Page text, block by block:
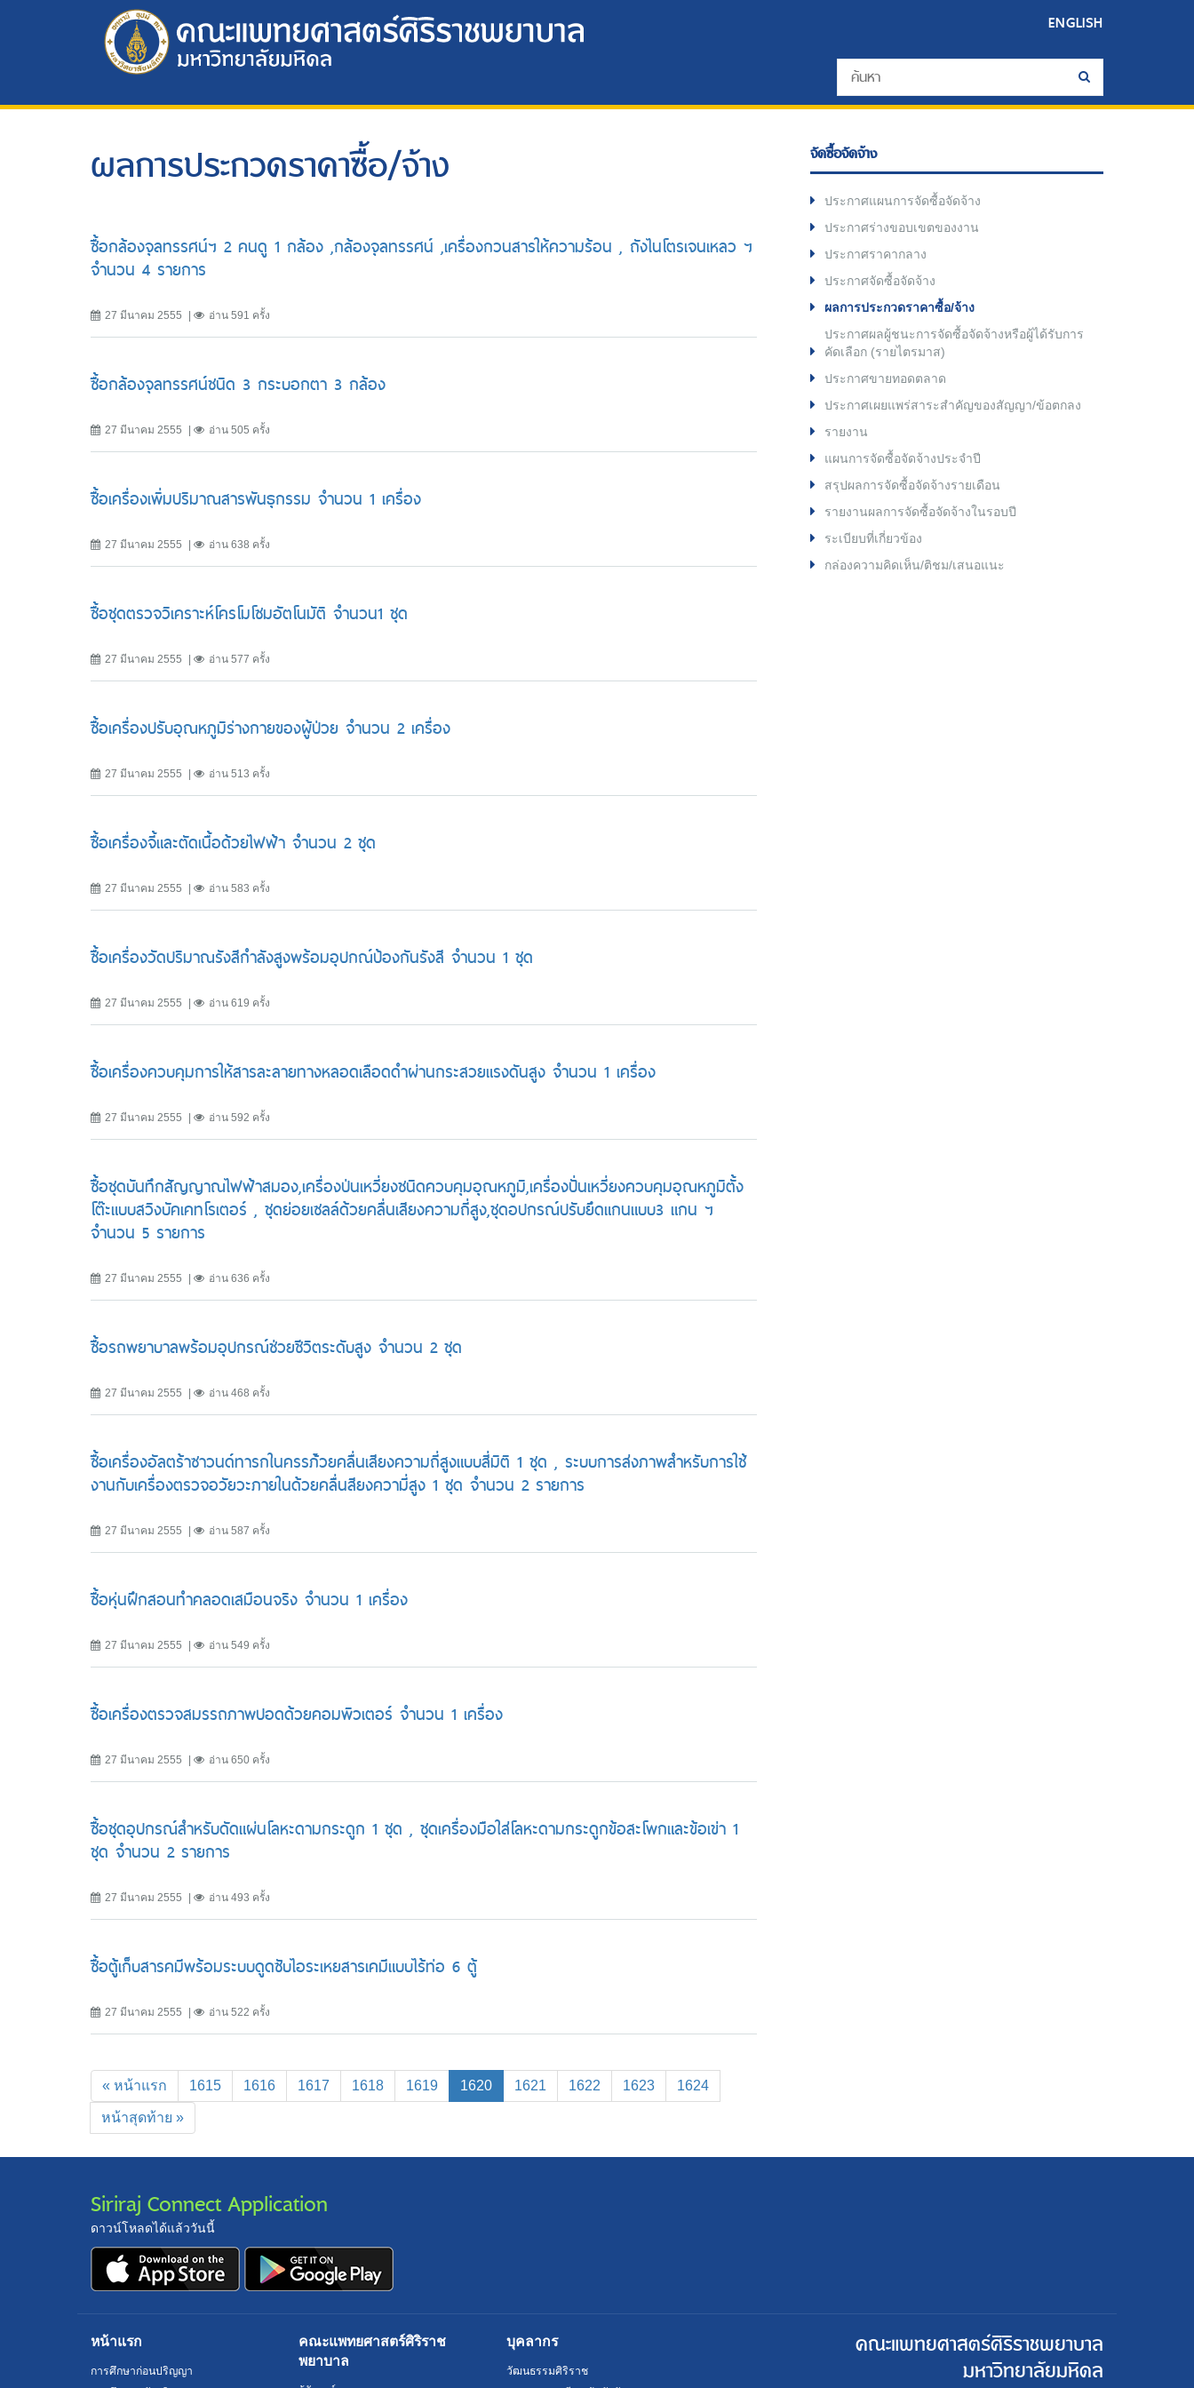
ENGLISH
ผลการประกวดราคาซื้อ/จ้าง
ซื้อกล้องจุลทรรศน์ฯ 2 คนดู 1 กล้อง ,กล้องจุลทรรศน์ ,เครื่องกวนสารให้ความร้อน , ถังไนโตรเจนเหลว ฯ
จำนวน 4 รายการ
27 มีนาคม 2555 อ่าน 591 ครั้ง
ซื้อกล้องจุลทรรศน์ชนิด 3 กระบอกตา 3 กล้อง
27 มีนาคม 2555 อ่าน 505 ครั้ง
ซื้อเครื่องเพิ่มปริมาณสารพันธุกรรม จำนวน 1 เครื่อง
27 มีนาคม 2555 อ่าน 638 ครั้ง
ซื้อชุดตรวจวิเคราะห์โครโมโซมอัตโนมัติ จำนวน1 ชุด
27 มีนาคม 2555 อ่าน 577 ครั้ง
ซื้อเครื่องปรับอุณหภูมิร่างกายของผู้ป่วย จำนวน 2 เครื่อง
27 มีนาคม 2555 อ่าน 513 ครั้ง
ซื้อเครื่องจี้และตัดเนื้อด้วยไฟฟ้า จำนวน 2 ชุด
27 มีนาคม 2555 อ่าน 583 ครั้ง
ซื้อเครื่องวัดปริมาณรังสีกำลังสูงพร้อมอุปกณ์ป้องกันรังสี จำนวน 1 ชุด
27 มีนาคม 2555 อ่าน 619 ครั้ง
ซื้อเครื่องควบคุมการให้สารละลายทางหลอดเลือดดำผ่านกระสวยแรงดันสูง จำนวน 1 เครื่อง
27 มีนาคม 2555 อ่าน 592 ครั้ง
ซื้อชุดบันทึกสัญญาณไฟฟ้าสมอง,เครื่องป่นเหวี่ยงชนิดควบคุมอุณหภูมิ,เครื่องปั่นเหวี่ยงควบคุมอุณหภูมิตั้ง
โต๊ะแบบสวิงบัคเคทโรเตอร์ , ชุดย่อยเซลล์ด้วยคลื่นเสียงความถี่สูง,ชุดอปกรณ์ปรับยึดแกนแบบ3 แกน ฯ
จำนวน 5 รายการ
27 มีนาคม 2555 อ่าน 636 ครั้ง
ซื้อรถพยาบาลพร้อมอุปกรณ์ช่วยชีวิตระดับสูง จำนวน 2 ชุด
27 มีนาคม 2555 อ่าน 468 ครั้ง
ซื้อเครื่องอัลตร้าซาวนด์ทารกในครรภ์้วยคลื่นเสียงความถี่สูงแบบสี่มิติ 1 ชุด , ระบบการส่งภาพสำหรับการใช้
งานกับเครื่องตรวจอวัยวะภายในด้วยคลื่นสียงความี่สูง 1 ชุด จำนวน 2 รายการ
27 มีนาคม 2555 อ่าน 587 ครั้ง
ซื้อหุ่นฝึกสอนทำคลอดเสมือนจริง จำนวน 1 เครื่อง
27 มีนาคม 2555 อ่าน 549 ครั้ง
ซื้อเครื่องตรวจสมรรถภาพปอดด้วยคอมพิวเตอร์ จำนวน 1 เครื่อง
27 มีนาคม 2555 อ่าน 650 ครั้ง
ซื้อชุดอุปกรณ์สำหรับดัดแผ่นโลหะดามกระดูก 1 ชุด , ชุดเครื่องมือใส่โลหะดามกระดูกข้อสะโพกและข้อเข่า 1
ชุด จำนวน 2 รายการ
27 มีนาคม 2555 อ่าน 493 ครั้ง
ซื้อตู้เก็บสารคมีพร้อมระบบดูดซับไอระเหยสารเคมีแบบไร้ท่อ 6 ตู้
27 มีนาคม 2555 อ่าน 522 ครั้ง
« หน้าแรก 1615 1616 1617 1618 1619 1620(current)
1621 1622 1623 1624
หน้าสุดท้าย »
จัดซื้อจัดจ้าง
ประกาศแผนการจัดซื้อจัดจ้าง
ประกาศร่างขอบเขตของงาน
ประกาศราคากลาง
ประกาศจัดซื้อจัดจ้าง
ผลการประกวดราคาซื้อ/จ้าง
ประกาศผลผู้ชนะการจัดซื้อจัดจ้างหรือผู้ได้รับการ
คัดเลือก (รายไตรมาส)
ประกาศขายทอดตลาด
ประกาศเผยแพร่สาระสำคัญของสัญญา/ข้อตกลง
รายงาน
แผนการจัดซื้อจัดจ้างประจำปี
สรุปผลการจัดซื้อจัดจ้างรายเดือน
รายงานผลการจัดซื้อจัดจ้างในรอบปี
ระเบียบที่เกี่ยวข้อง
กล่องความคิดเห็น/ติชม/เสนอแนะ
Siriraj Connect Application
ดาวน์โหลดได้แล้ววันนี้
หน้าแรก
การศึกษาก่อนปริญญา
คณะแพทยศาสตร์ศิริราช
พยาบาล
บุคลากร
วัฒนธรรมศิริราช
คณะแพทยศาสตร์ศิริราชพยาบาล
มหาวิทยาลัยมหิดล